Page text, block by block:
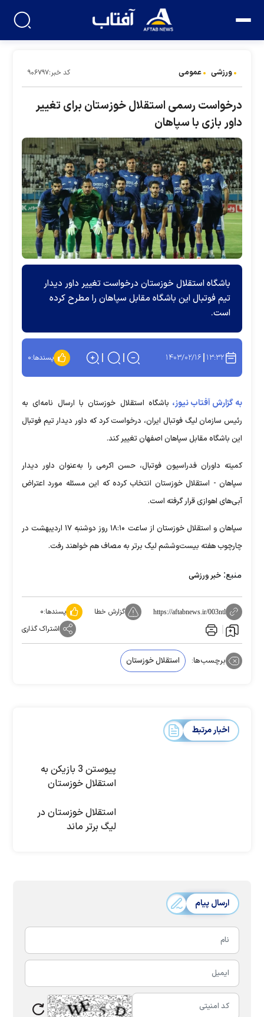
ورزشی عمومی کد خبر:۹۰۶۷۹۷
درخواست رسمی استقلال خوزستان برای تغییر
داور بازی با سپاهان
باشگاه استقلال خوزستان درخواست تغییر داور دیدار
تیم فوتبال این باشگاه مقابل سپاهان را مطرح کرده
است.
۱۳:۳۲ ۱۴۰۳/۰۲/۱۶ پسندها:۰
به گزارش آفتاب نیوز، باشگاه استقلال خوزستان با ارسال نامه‌ای به
رئیس سازمان لیگ فوتبال ایران، درخواست کرد که داور دیدار تیم فوتبال
این باشگاه مقابل سپاهان اصفهان تغییر کند.
کمیته داوران فدراسیون فوتبال، حسن اکرمی را به‌عنوان داور دیدار
سپاهان - استقلال خوزستان انتخاب کرده که این مسئله مورد اعتراض
آبی‌های اهوازی قرار گرفته است.
سپاهان و استقلال خوزستان از ساعت ۱۸:۱۰ روز دوشنبه ۱۷ اردیبهشت در
چارچوب هفته بیست‌وششم لیگ برتر به مصاف هم خواهند رفت.
منبع: خبر ورزشی
https://aftabnews.ir/003ntl گزارش خطا پسندها:۰
اشتراک گذاری
برچسب‌ها: استقلال خوزستان
اخبار مرتبط
پیوستن 3 بازیکن به
استقلال خوزستان
استقلال خوزستان در
لیگ برتر ماند
ارسال پیام